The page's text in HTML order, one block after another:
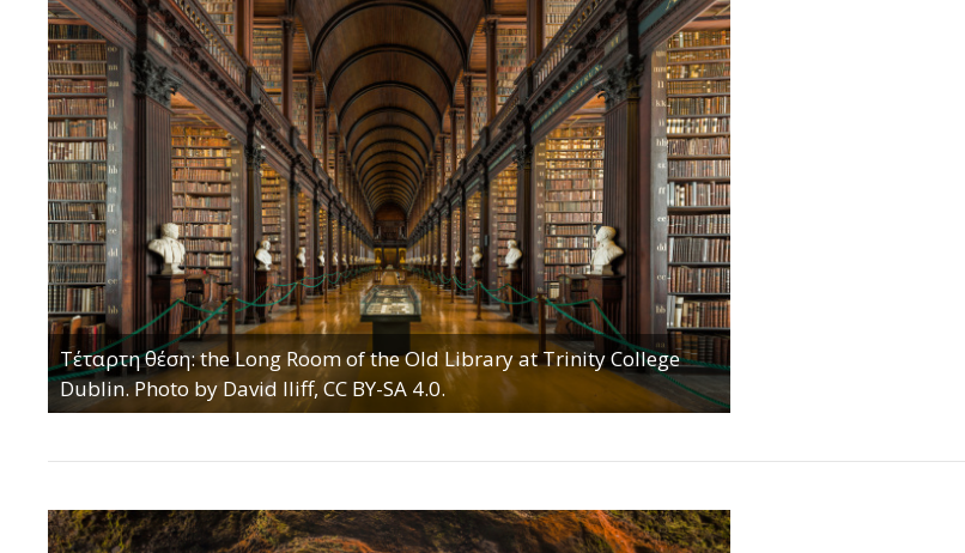
Τέταρτη θέση: the Long Room of the Old Library at Trinity College
Dublin. Photo by David Iliff, CC BY-SA 4.0.